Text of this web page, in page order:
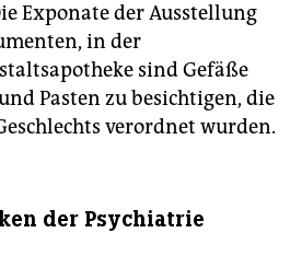
Exponate der Ausstellung
in der
sind Gefäße
Pasten zu besichtigen, die
verordnet wurden.
der Psychiatrie